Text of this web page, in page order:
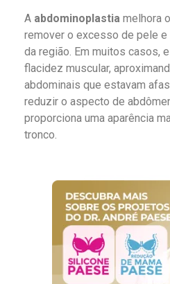
A abdominoplastia melhora
remover o excesso de pele
da região. Em muitos casos,
flacidez muscular,
abdominais que estavam
reduzir o aspecto de
proporciona uma aparência
tronco.